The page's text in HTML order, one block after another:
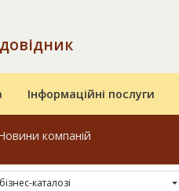
Інформаційні послуги
компаній
каталозі